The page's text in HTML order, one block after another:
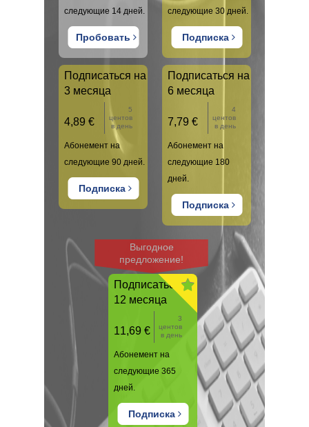
следующие 14 дней.
Пробовать
следующие 30 дней.
Подписка
Подписаться на
3 месяца
4,89 €
5
центов
в день
Абонемент на
следующие 90 дней.
Подписка
Подписаться на
6 месяца
7,79 €
4
центов
в день
Абонемент на
следующие 180
дней.
Подписка
Выгодное
предложение!
Подписаться на
12 месяца
11,69 €
3
центов
в день
Абонемент на
следующие 365
дней.
Подписка